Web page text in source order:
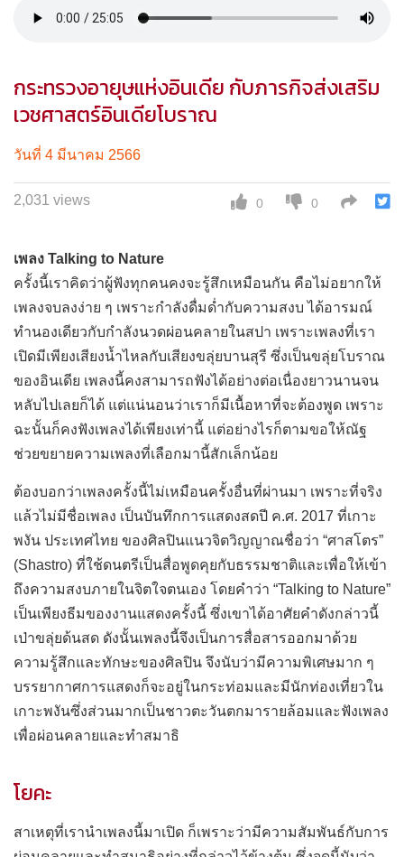
กระทรวงอายุษแห่งอินเดีย กับภารกิจส่งเสริม
เวชศาสตร์อินเดียโบราณ
วันที่ 4 มีนาคม 2566
2,031 views 0
0
เพลง Talking to Nature
ครั้งนี้เราคิดว่าผู้ฟังทุกคนคงจะรู้สึกเหมือนกัน คือไม่อยากให้
เพลงจบลงง่าย ๆ เพราะกำลังดื่มด่ำกับความสงบ ได้อารมณ์
ทำนองเดียวกับกำลังนวดผ่อนคลายในสปา เพราะเพลงที่เรา
เปิดมีเพียงเสียงน้ำไหลกับเสียงขลุ่ยบานสุรี ซึ่งเป็นขลุ่ยโบราณ
ของอินเดีย เพลงนี้คงสามารถฟังได้อย่างต่อเนื่องยาวนานจน
หลับไปเลยก็ได้ แต่แน่นอนว่าเราก็มีเนื้อหาที่จะต้องพูด เพราะ
ฉะนั้นก็คงฟังเพลงได้เพียงเท่านี้ แต่อย่างไรก็ตามขอให้ณัฐ
ช่วยขยายความเพลงที่เลือกมานี้สักเล็กน้อย
ต้องบอกว่าเพลงครั้งนี้ไม่เหมือนครั้งอื่นที่ผ่านมา เพราะที่จริง
แล้วไม่มีชื่อเพลง เป็นบันทึกการแสดงสดปี ค.ศ. 2017 ที่เกาะ
พงัน ประเทศไทย ของศิลปินแนวจิตวิญญาณชื่อว่า “ศาสโตร”
(Shastro) ที่ใช้ดนตรีเป็นสื่อพูดคุยกับธรรมชาติและเพื่อให้เข้า
ถึงความสงบภายในจิตใจตนเอง โดยคำว่า “Talking to Nature”
เป็นเพียงธีมของงานแสดงครั้งนี้ ซึ่งเขาได้อาศัยคำดังกล่าวนี้
เป่าขลุ่ยด้นสด ดังนั้นเพลงนี้จึงเป็นการสื่อสารออกมาด้วย
ความรู้สึกและทักษะของศิลปิน จึงนับว่ามีความพิเศษมาก ๆ
บรรยากาศการแสดงก็จะอยู่ในกระท่อมและมีนักท่องเที่ยวใน
เกาะพงันซึ่งส่วนมากเป็นชาวตะวันตกมารายล้อมและฟังเพลง
เพื่อผ่อนคลายและทำสมาธิ
โยคะ
สาเหตุที่เรานำเพลงนี้มาเปิด ก็เพราะว่ามีความสัมพันธ์กับการ